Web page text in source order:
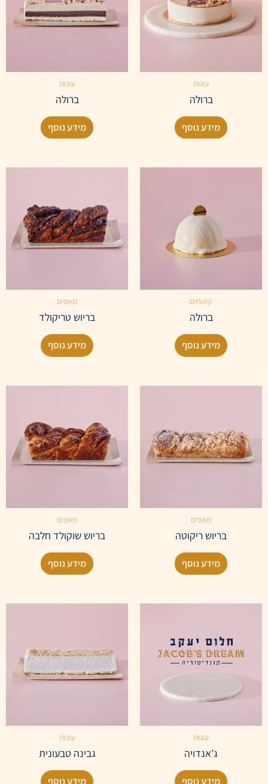
עוגות
ברולה
מידע נוסף
עוגות
ברולה
מידע נוסף
קינוחים
ברולה
מידע נוסף
מאפים
בריוש טריקולד
מידע נוסף
מאפים
בריוש ריקוטה
מידע נוסף
מאפים
בריוש שוקולד חלבה
מידע נוסף
עוגות
ג'אנדויה
מידע נוסף
עוגות
גבינה טבעונית
מידע נוסף